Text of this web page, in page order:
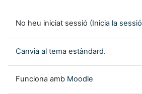
No heu iniciat sessió (Inicia la sessió
Canvia al tema estàndard.
Funciona amb Moodle